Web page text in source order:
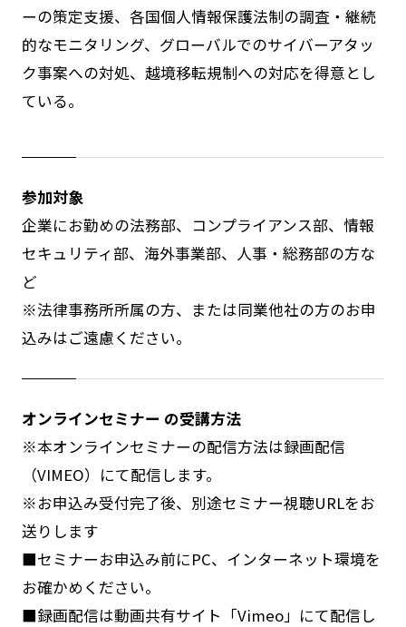
ーの策定支援、各国個人情報保護法制の調査・継続
的なモニタリング、グローバルでのサイバーアタッ
ク事案への対処、越境移転規制への対応を得意とし
ている。
参加対象
企業にお勤めの法務部、コンプライアンス部、情報
セキュリティ部、海外事業部、人事・総務部の方な
ど
※法律事務所所属の方、または同業他社の方のお申
込みはご遠慮ください。
オンラインセミナー の受講方法
※本オンラインセミナーの配信方法は録画配信
（VIMEO）にて配信します。
※お申込み受付完了後、別途セミナー視聴URLをお
送りします
■セミナーお申込み前にPC、インターネット環境を
お確かめください。
■録画配信は動画共有サイト「Vimeo」にて配信し